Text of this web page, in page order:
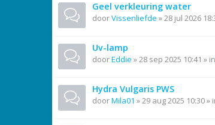
Geel verkleuring water
doorVissenliefde »28 jul 2026
Uv-lamp
doorEddie »28 sep 2025 10:41 » in
Hydra Vulgaris PWS
doorMila01 »29 aug 2025 10:30»